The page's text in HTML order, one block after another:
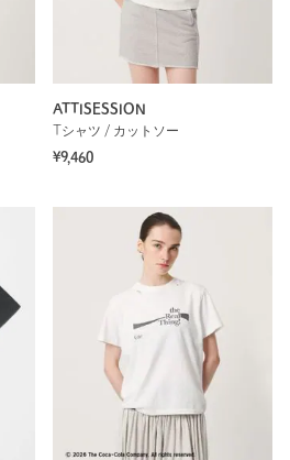
ATTISESSION
Tシャツ / カットソー
¥9,460